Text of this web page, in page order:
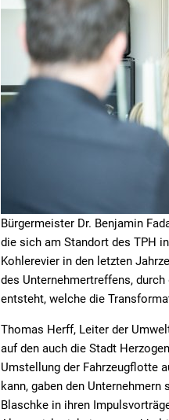
Bürgermeister Dr. Benjamin
die sich am Standort des TPH
Kohlerevier in den letzten
des Unternehmertreffens,
entsteht, welche die
Thomas Herff, Leiter der
auf den auch die Stadt
Umstellung der Fahrzeugflotte
kann, gaben den
Blaschke in ihren